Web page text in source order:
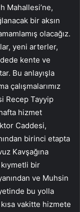
Mahallesi’ne,
bir aksın
olacağız.
yeni arterler,
kente ve
Bu anlayışla
çalışmalarımız
Recep Tayyip
hizmet
Caddesi,
birinci etapta
Kavşağına
bir
ve Muhsin
bu yolla
vakitte hizmete